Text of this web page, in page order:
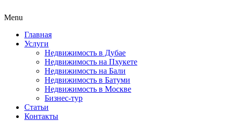
Menu
Главная
Услуги
Недвижимость в Дубае
Недвижимость на Пхукете
Недвижимость на Бали
Недвижимость в Батуми
Недвижимость в Москве
Бизнес-тур
Статьи
Контакты